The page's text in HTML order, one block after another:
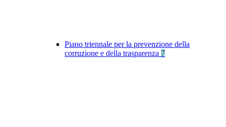
Piano triennale per la prevenzione della
corruzione e della trasparenza 7